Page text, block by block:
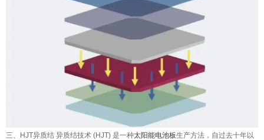
三、HJT异质结 异质结技术 (HJT) 是一种太阳能电池板生产方法，自过去十年以